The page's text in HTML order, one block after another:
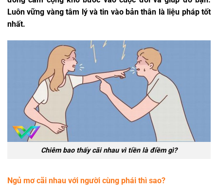
Luôn vững vàng tâm lý và tin vào bản thân là liệu pháp tốt
nhất.
Chiêm bao thấy cãi nhau vì tiền là điềm gì?
Ngủ mơ cãi nhau với người cùng phái thì sao?